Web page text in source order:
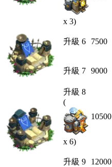
x 3)
升級 6 7500
升級 7 9000
升級 8
(
x 6)
10500
升級 9 12000